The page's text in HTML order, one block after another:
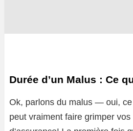
Durée d’un Malus : Ce
Ok, parlons du malus — oui,
peut vraiment faire grimper vos